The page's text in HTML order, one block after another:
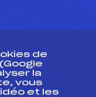
de
la
vous
et les